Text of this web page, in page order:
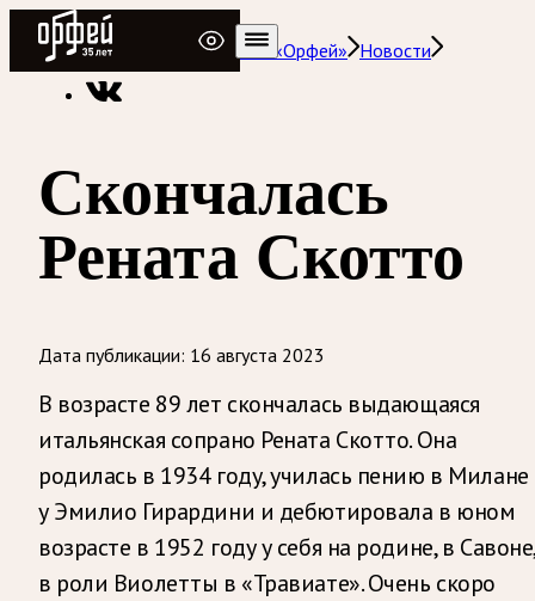
Радио Орфей
Радио классической музыки «Орфей» Новости
Скончалась
Рената Скотто
Дата публикации: 16 августа 2023
В возрасте 89 лет скончалась выдающаяся
итальянская сопрано Рената Скотто. Она
родилась в 1934 году, училась пению в Милане
у Эмилио Гирардини и дебютировала в юном
возрасте в 1952 году у себя на родине, в Савоне,
в роли Виолетты в «Травиате». Очень скоро